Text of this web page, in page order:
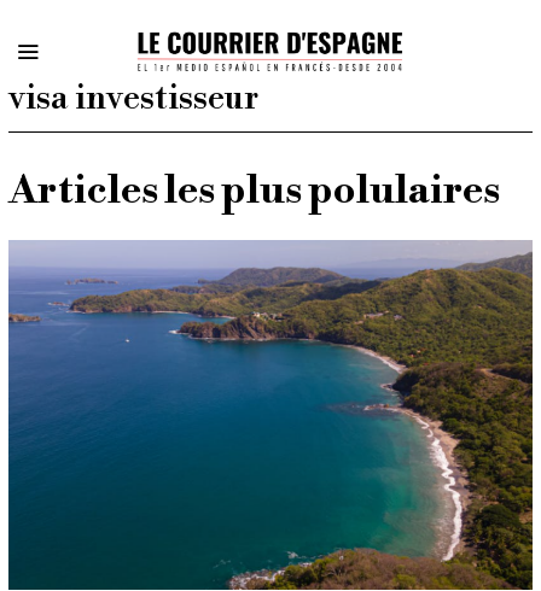
visa investisseur
Articles les plus polulaires